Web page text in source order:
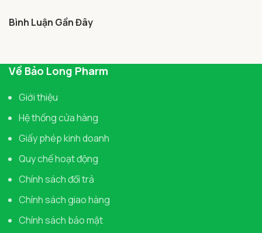
Bình Luận Gần Đây
Về Bảo Long Pharm
Giới thiệu
Hệ thống cửa hàng
Giấy phép kinh doanh
Quy chế hoạt động
Chính sách đổi trả
Chính sách giao hàng
Chính sách bảo mật